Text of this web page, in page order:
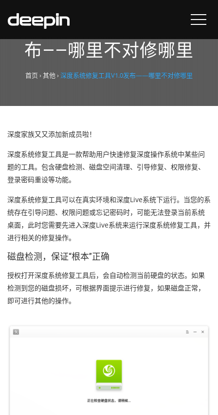
深度系统修复工具V1.0发
布——哪里不对修哪里
首页 ›其他›深度系统修复工具V1.0发布——哪里不对修哪里
深度家族又又添加新成员啦！
深度系统修复工具是一款帮助用户快速修复深度操作系统中某些问
题的工具。包含硬盘检测、磁盘空间清理、引导修复、权限修复、
登录密码重设等功能。
深度系统修复工具可以在真实环境和深度Live系统下运行。当您的系
统存在引导问题、权限问题或忘记密码时，可能无法登录当前系统
桌面，此时您需要先进入深度Live系统来运行深度系统修复工具，并
进行相关的修复操作。
磁盘检测，保证“根本”正确
授权打开深度系统修复工具后，会自动检测当前硬盘的状态。如果
检测到您的磁盘损坏，可根据界面提示进行修复，如果磁盘正常，
即可进行其他的操作。